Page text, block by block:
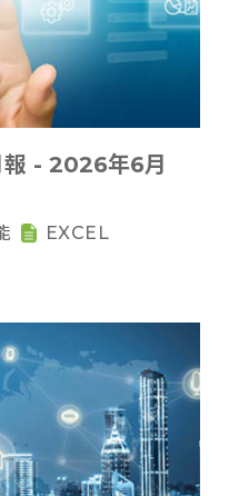
報 - 2026年6月
EXCEL